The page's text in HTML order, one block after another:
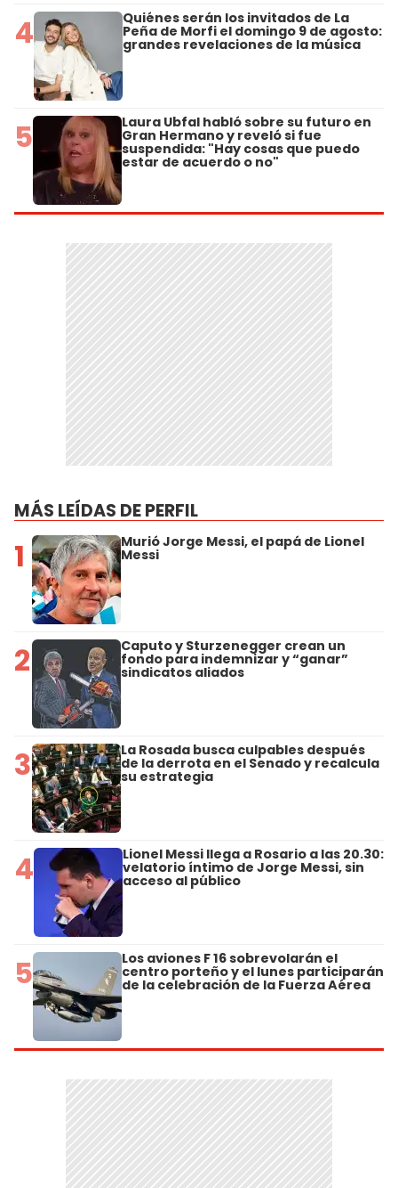
4 Quiénes serán los invitados de La
Peña de Morfi el domingo 9 de agosto:
grandes revelaciones de la música
5 Laura Ubfal habló sobre su futuro en
Gran Hermano y reveló si fue
suspendida: "Hay cosas que puedo
estar de acuerdo o no"
MÁS LEÍDAS DE PERFIL
1 Murió Jorge Messi, el papá de Lionel
Messi
2 Caputo y Sturzenegger crean un
fondo para indemnizar y “ganar”
sindicatos aliados
3 La Rosada busca culpables después
de la derrota en el Senado y recalcula
su estrategia
4 Lionel Messi llega a Rosario a las 20.30:
velatorio íntimo de Jorge Messi, sin
acceso al público
5 Los aviones F 16 sobrevolarán el
centro porteño y el lunes participarán
de la celebración de la Fuerza Aérea